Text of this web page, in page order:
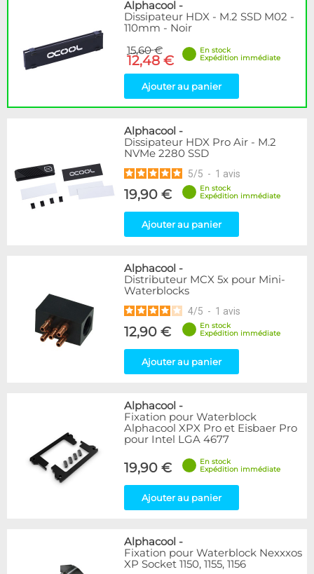
Disponibilité / Promotions
Articles en promotions
Appliquer
Alphacool -
Dissipateur HDX - M.2 SSD M02 -
110mm - Noir
15,60 €
12,48 €
En stock
Expédition immédiate
Ajouter au panier
Alphacool -
Dissipateur HDX Pro Air - M.2
NVMe 2280 SSD
5/5 - 1 avis
19,90 €
En stock
Expédition immédiate
Ajouter au panier
Alphacool -
Distributeur MCX 5x pour Mini-
Waterblocks
4/5 - 1 avis
12,90 €
En stock
Expédition immédiate
Ajouter au panier
Alphacool -
Fixation pour Waterblock
Alphacool XPX Pro et Eisbaer Pro
pour Intel LGA 4677
19,90 €
En stock
Expédition immédiate
Ajouter au panier
Alphacool -
Fixation pour Waterblock Nexxxos
XP Socket 1150, 1155, 1156